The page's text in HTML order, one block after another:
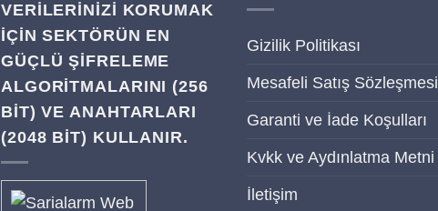
VERILERINIZI KORUMAK
IÇIN SEKTÖRÜN EN
GÜÇLÜ ŞIFRELEME
ALGORITMALARINI (256
BIT) VE ANAHTARLARI
(2048 BIT) KULLANIR.
Gizilik Politikası
Mesafeli Satış Sözleşmesi
Garanti ve İade Koşulları
Kvkk ve Aydınlatma Metni
İletişim